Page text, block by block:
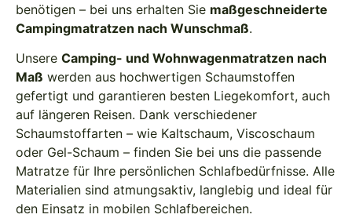
benötigen – bei uns erhalten Sie maßgeschneiderte
Campingmatratzen nach Wunschmaß.
Unsere Camping- und Wohnwagenmatratzen nach
Maß werden aus hochwertigen Schaumstoffen
gefertigt und garantieren besten Liegekomfort, auch
auf längeren Reisen. Dank verschiedener
Schaumstoffarten – wie Kaltschaum, Viscoschaum
oder Gel-Schaum – finden Sie bei uns die passende
Matratze für Ihre persönlichen Schlafbedürfnisse. Alle
Materialien sind atmungsaktiv, langlebig und ideal für
den Einsatz in mobilen Schlafbereichen.